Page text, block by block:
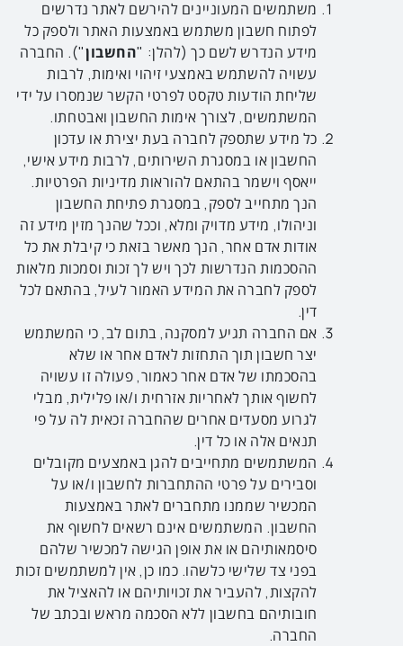
משתמשים המעוניינים להירשם לאתר נדרשים
לפתוח חשבון משתמש באמצעות האתר ולספק כל
מידע הנדרש לשם כך (להלן: "החשבון"). החברה
עשויה להשתמש באמצעי זיהוי ואימות, לרבות
שליחת הודעות טקסט לפרטי הקשר שנמסרו על ידי
המשתמשים, לצורך אימות החשבון ואבטחתו.
כל מידע שתספק לחברה בעת יצירת או עדכון
החשבון או במסגרת השירותים, לרבות מידע אישי,
ייאסף וישמר בהתאם להוראות מדיניות הפרטיות.
הנך מתחייב לספק, במסגרת פתיחת החשבון
וניהולו, מידע מדויק ומלא, וככל שהנך מזין מידע זה
אודות אדם אחר, הנך מאשר בזאת כי קיבלת את כל
ההסכמות הנדרשות לכך ויש לך זכות וסמכות מלאות
לספק לחברה את המידע האמור לעיל, בהתאם לכל
דין.
אם החברה תגיע למסקנה, בתום לב, כי המשתמש
יצר חשבון תוך התחזות לאדם אחר או שלא
בהסכמתו של אדם אחר כאמור, פעולה זו עשויה
לחשוף אותך לאחריות אזרחית ו/או פלילית, מבלי
לגרוע מסעדים אחרים שהחברה זכאית לה על פי
תנאים אלה או כל דין.
המשתמשים מתחייבים להגן באמצעים מקובלים
וסבירים על פרטי ההתחברות לחשבון ו/או על
המכשיר שממנו מתחברים לאתר באמצעות
החשבון. המשתמשים אינם רשאים לחשוף את
סיסמאותיהם או את אופן הגישה למכשיר שלהם
בפני צד שלישי כלשהו. כמו כן, אין למשתמשים זכות
להקצות, להעביר את זכויותיהם או להאציל את
חובותיהם בחשבון ללא הסכמה מראש ובכתב של
החברה.